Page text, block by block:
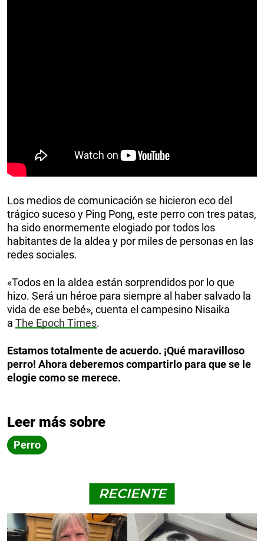
Los medios de comunicación se hicieron eco del
trágico suceso y Ping Pong, este perro con tres patas,
ha sido enormemente elogiado por todos los
habitantes de la aldea y por miles de personas en las
redes sociales.
«Todos en la aldea están sorprendidos por lo que
hizo. Será un héroe para siempre al haber salvado la
vida de ese bebé», cuenta el campesino Nisaika
a The Epoch Times.
Estamos totalmente de acuerdo. ¡Qué maravilloso
perro! Ahora deberemos compartirlo para que se le
elogie como se merece.
Leer más sobre
Perro
RECIENTE